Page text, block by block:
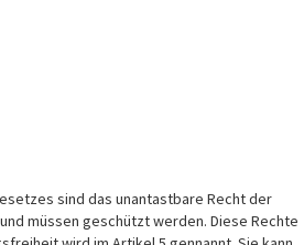
sind das unantastbare Recht der
müssen geschützt werden. Diese Rechte